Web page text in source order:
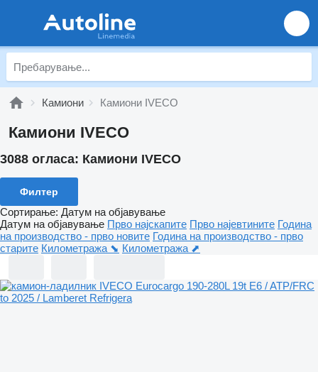
Камиони Камиони IVECO
Камиони IVECO
3088 огласа: Камиони IVECO
Филтер
Сортирање: Датум на објавување
Датум на објавување Прво најскапите Прво најевтините Година
на производство - прво новите Година на производство - прво
старите Километража ⬊ Километража ⬈